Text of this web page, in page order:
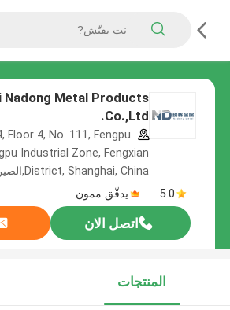
Nadong Metal Products
Co.,Ltd.
Floor 4, No. 111, Fengpu
Industrial Zone, Fengxian
District, Shanghai, China,الصين
5.0
يدقّق ممون
اتصل الان
المنتجات